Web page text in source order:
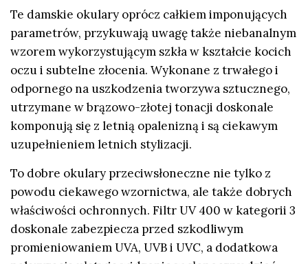
Te damskie okulary oprócz całkiem imponujących
parametrów, przykuwają uwagę także niebanalnym
wzorem wykorzystującym szkła w kształcie kocich
oczu i subtelne złocenia. Wykonane z trwałego i
odpornego na uszkodzenia tworzywa sztucznego,
utrzymane w brązowo-złotej tonacji doskonale
komponują się z letnią opalenizną i są ciekawym
uzupełnieniem letnich stylizacji.
To dobre okulary przeciwsłoneczne nie tylko z
powodu ciekawego wzornictwa, ale także dobrych
właściwości ochronnych. Filtr UV 400 w kategorii 3
doskonale zabezpiecza przed szkodliwym
promieniowaniem UVA, UVB i UVC, a dodatkowa